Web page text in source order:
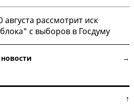
августа рассмотрит иск
с выборов в Госдуму
новости →
персон ↑